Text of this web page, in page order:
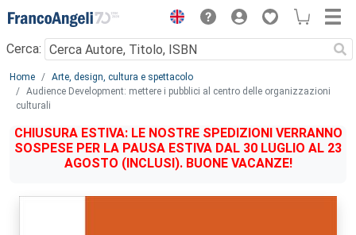
Menu
Cerca:
Main content
Home
Arte, design, cultura e spettacolo
Audience Development: mettere i pubblici al centro delle organizzazioni
culturali
CHIUSURA ESTIVA: LE NOSTRE SPEDIZIONI VERRANNO
SOSPESE PER LA PAUSA ESTIVA DAL 30 LUGLIO AL 23
AGOSTO (INCLUSI). BUONE VACANZE!